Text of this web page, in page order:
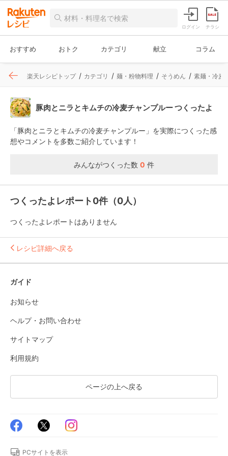
ログイン チラシ
おすすめ おトク カテゴリ 献立 コラム
楽天レシピトップ カテゴリ 麺・粉物料理 そうめん 素麺・冷麦
豚肉とニラとキムチの冷麦チャンプルー つくったよ
「豚肉とニラとキムチの冷麦チャンプルー」を実際につくった感
想やコメントを多数ご紹介しています！
みんながつくった数 0 件
つくったよレポート0件（0人）
つくったよレポートはありません
レシピ詳細へ戻る
ガイド
お知らせ
ヘルプ・お問い合わせ
サイトマップ
利用規約
ページの上へ戻る
PCサイトを表示